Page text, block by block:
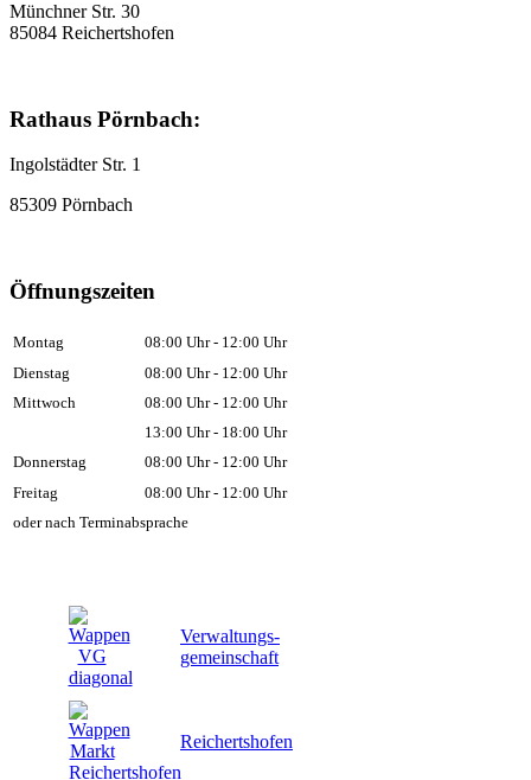
Münchner Str. 30
85084 Reichertshofen
Rathaus Pörnbach:
Ingolstädter Str. 1
85309 Pörnbach
Öffnungszeiten
Montag
08:00 Uhr - 12:00 Uhr
Dienstag
08:00 Uhr - 12:00 Uhr
Mittwoch
08:00 Uhr - 12:00 Uhr
13:00 Uhr - 18:00 Uhr
Donnerstag
08:00 Uhr - 12:00 Uhr
Freitag
08:00 Uhr - 12:00 Uhr
oder nach Terminabsprache
Verwaltungs-
gemeinschaft
Reichertshofen